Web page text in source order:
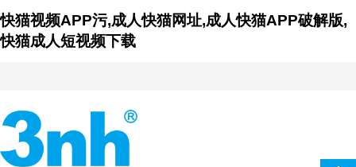
快猫视频APP污,成人快猫网址,成人快猫APP破解版,
快猫成人短视频下载